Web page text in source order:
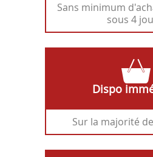
Sans minimum
sous 4
Dispo
Sur la majorité